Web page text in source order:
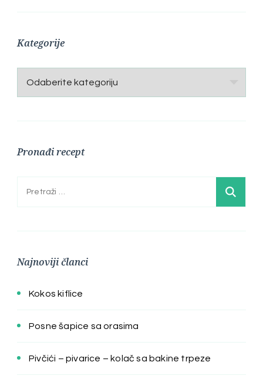
Kategorije
Kategorije
Pronađi recept
Pretraga:
Najnoviji članci
Kokos kiflice
Posne šapice sa orasima
Pivčići – pivarice – kolač sa bakine trpeze